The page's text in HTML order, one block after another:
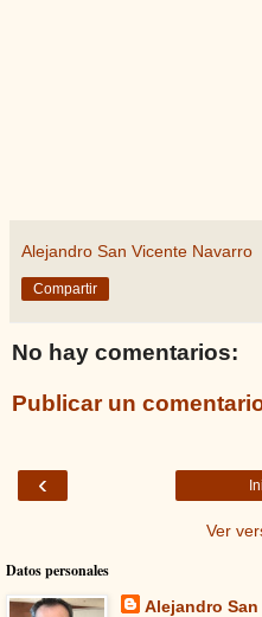
Alejandro San Vicente Navarro
Compartir
No hay comentarios:
Publicar un
‹
Ver
Datos personales
Alejandro